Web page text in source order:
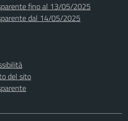
fino al 13/05/2025
dal 14/05/2025
del sito